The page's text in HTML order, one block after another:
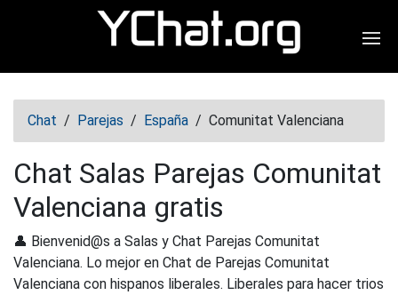
Chat / Parejas / España / Comunitat Valenciana
Chat Salas Parejas Comunitat
Valenciana gratis
👤 Bienvenid@s a Salas y Chat Parejas Comunitat
Valenciana. Lo mejor en Chat de Parejas Comunitat
Valenciana con hispanos liberales. Liberales para hacer trios